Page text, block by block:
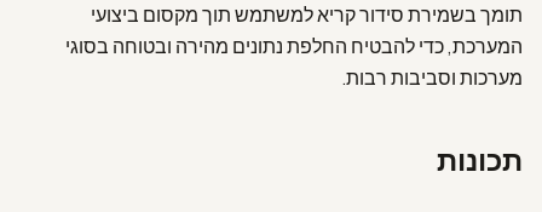
תומך בשמירת סידור קריא למשתמש תוך מקסום ביצועי
המערכת, כדי להבטיח החלפת נתונים מהירה ובטוחה בסוגי
מערכות וסביבות רבות.
תכונות